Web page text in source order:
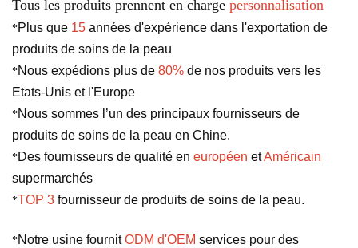
Tous les produits prennent en charge personnalisation
*Plus que 15 années d'expérience dans l'exportation de
produits de soins de la peau
*Nous expédions plus de 80% de nos produits vers les
Etats-Unis et l'Europe
*Nous sommes l’un des principaux fournisseurs de
produits de soins de la peau en Chine.
*Des fournisseurs de qualité en européen etAméricain
supermarchés
*TOP 3 fournisseur de produits de soins de la peau.
*Notre usine fournitODM d'OEM services pour des